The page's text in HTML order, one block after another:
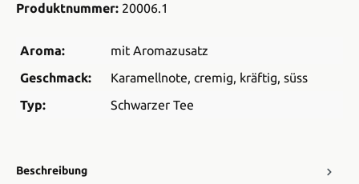
Produktnummer: 20006.1
Aroma:
mit Aromazusatz
Geschmack:
Karamellnote, cremig, kräftig, süss
Typ:
Schwarzer Tee
Beschreibung